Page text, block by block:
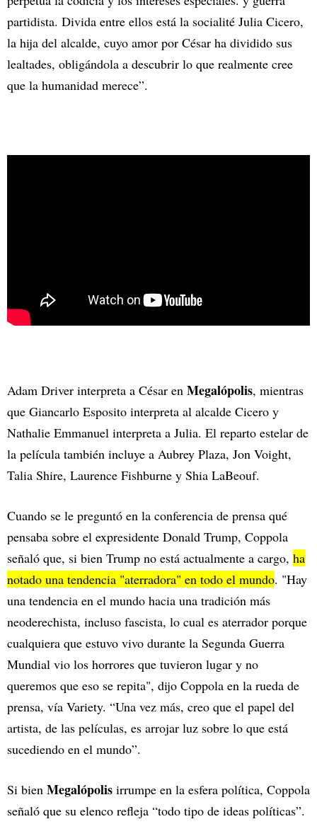
partidista. Divida entre ellos está la socialité Julia Cicero,
la hija del alcalde, cuyo amor por César ha dividido sus
lealtades, obligándola a descubrir lo que realmente cree
que la humanidad merece”.
Adam Driver interpreta a César en Megalópolis, mientras
que Giancarlo Esposito interpreta al alcalde Cicero y
Nathalie Emmanuel interpreta a Julia. El reparto estelar de
la película también incluye a Aubrey Plaza, Jon Voight,
Talia Shire, Laurence Fishburne y Shia LaBeouf.
Cuando se le preguntó en la conferencia de prensa qué
pensaba sobre el expresidente Donald Trump, Coppola
señaló que, si bien Trump no está actualmente a cargo, ha
notado una tendencia "aterradora" en todo el mundo. "Hay
una tendencia en el mundo hacia una tradición más
neoderechista, incluso fascista, lo cual es aterrador porque
cualquiera que estuvo vivo durante la Segunda Guerra
Mundial vio los horrores que tuvieron lugar y no
queremos que eso se repita", dijo Coppola en la rueda de
prensa, vía Variety. “Una vez más, creo que el papel del
artista, de las películas, es arrojar luz sobre lo que está
sucediendo en el mundo”.
Si bien Megalópolis irrumpe en la esfera política, Coppola
señaló que su elenco refleja “todo tipo de ideas políticas”.